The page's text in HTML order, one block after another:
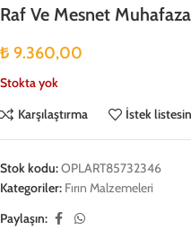
Raf Ve Mesnet Muhafaza
₺ 9.360,00
Stokta yok
Karşılaştırma
İstek
Stok kodu:OPLART85732346
Kategoriler: Fırın Malzemeleri
Paylaşın: